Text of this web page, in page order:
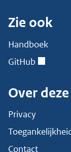
Zie ook
Handboek
GitHub
Over
Privacy
Contact